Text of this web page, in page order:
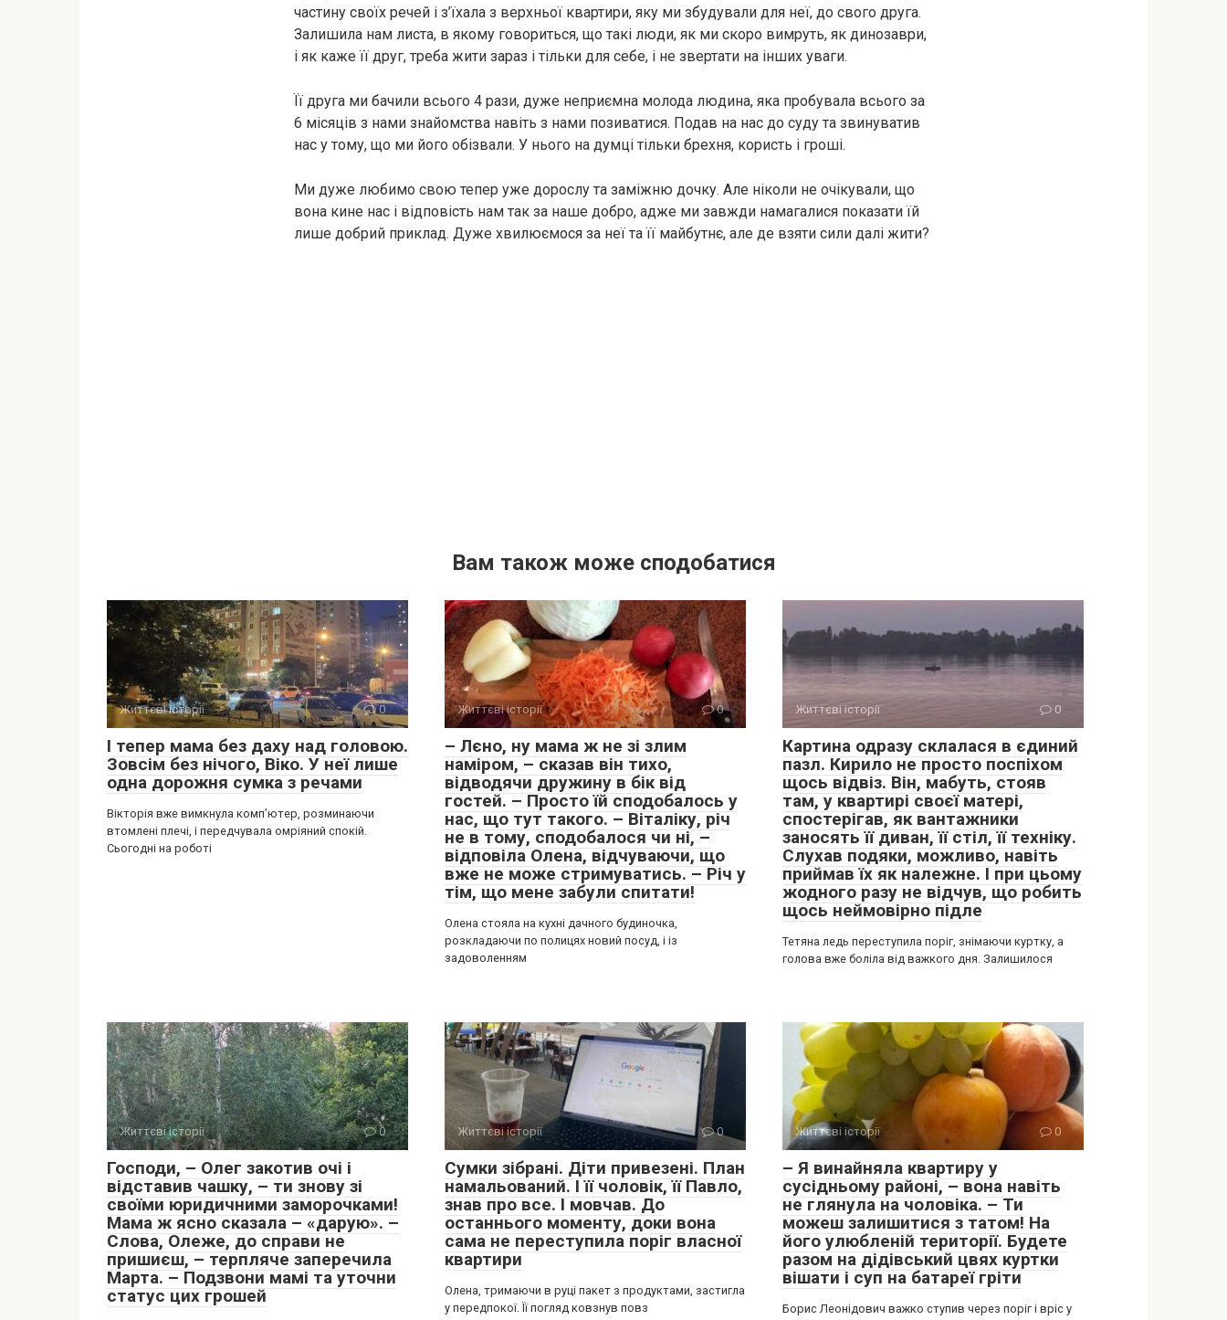
частину своїх речей і з’їхала з верхньої квартири, яку ми збудували для неї, до свого друга.
Залишила нам листа, в якому говориться, що такі люди, як ми скоро вимруть, як динозаври,
і як каже її друг, треба жити зараз і тільки для себе, і не звертати на інших уваги.
Її друга ми бачили всього 4 рази, дуже неприємна молода людина, яка пробувала всього за
6 місяців з нами знайомства навіть з нами позиватися. Подав на нас до суду та звинуватив
нас у тому, що ми його обізвали. У нього на думці тільки брехня, користь і гроші.
Ми дуже любимо свою тепер уже дорослу та заміжню дочку. Але ніколи не очікували, що
вона кине нас і відповість нам так за наше добро, адже ми завжди намагалися показати їй
лише добрий приклад. Дуже хвилюємося за неї та її майбутнє, але де взяти сили далі жити?
Вам також може сподобатися
Життєві історії 0
І тепер мама без даху над головою.
Зовсім без нічого, Віко. У неї лише
одна дорожня сумка з речами
Вікторія вже вимкнула комп’ютер, розминаючи
втомлені плечі, і передчувала омріяний спокій.
Сьогодні на роботі
Життєві історії 0
– Лєно, ну мама ж не зі злим
наміром, – сказав він тихо,
відводячи дружину в бік від
гостей. – Просто їй сподобалось у
нас, що тут такого. – Віталіку, річ
не в тому, сподобалося чи ні, –
відповіла Олена, відчуваючи, що
вже не може стримуватись. – Річ у
тім, що мене забули спитати!
Олена стояла на кухні дачного будиночка,
розкладаючи по полицях новий посуд, і із
задоволенням
Життєві історії 0
Картина одразу склалася в єдиний
пазл. Кирило не просто поспіхом
щось відвіз. Він, мабуть, стояв
там, у квартирі своєї матері,
спостерігав, як вантажники
заносять її диван, її стіл, її техніку.
Слухав подяки, можливо, навіть
приймав їх як належне. І при цьому
жодного разу не відчув, що робить
щось неймовірно підле
Тетяна ледь переступила поріг, знімаючи куртку, а
голова вже боліла від важкого дня. Залишилося
Життєві історії 0
Господи, – Олег закотив очі і
відставив чашку, – ти знову зі
своїми юридичними заморочками!
Мама ж ясно сказала – «дарую». –
Слова, Олеже, до справи не
пришиєш, – терпляче заперечила
Марта. – Подзвони мамі та уточни
статус цих грошей
Життєві історії 0
Сумки зібрані. Діти привезені. План
намальований. І її чоловік, її Павло,
знав про все. І мовчав. До
останнього моменту, доки вона
сама не переступила поріг власної
квартири
Олена, тримаючи в руці пакет з продуктами, застигла
у передпокої. Її погляд ковзнув повз
Життєві історії 0
– Я винайняла квартиру у
сусідньому районі, – вона навіть
не глянула на чоловіка. – Ти
можеш залишитися з татом! На
його улюбленій території. Будете
разом на дідівський цвях куртки
вішати і суп на батареї гріти
Борис Леонідович важко ступив через поріг і вріс у